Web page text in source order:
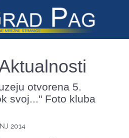
otvorena 5.
svoj..." Foto kluba
2014